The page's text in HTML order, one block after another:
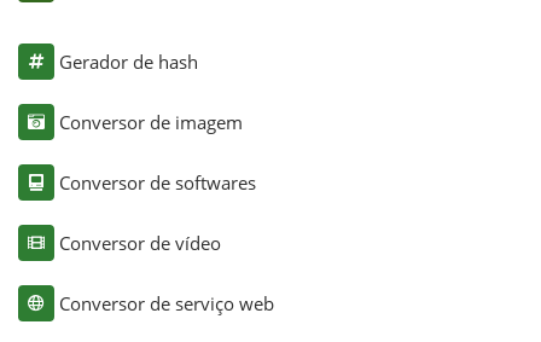
Gerador de hash
Conversor de imagem
Conversor de softwares
Conversor de vídeo
Conversor de serviço web